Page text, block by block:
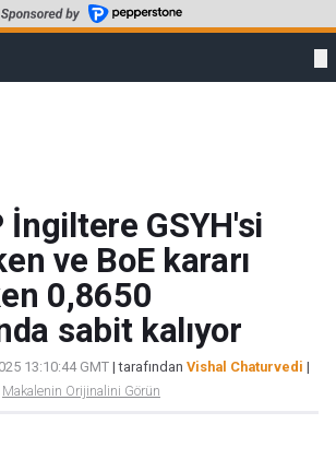
İngiltere GSYH'si
ve BoE kararı
0,8650
sabit kalıyor
13:10:44 GMT | tarafından Vishal Chaturvedi |
Makalenin Orijinalini Görün